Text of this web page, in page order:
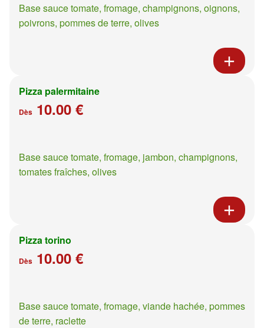
Base sauce tomate, fromage, champignons, oignons,
poivrons, pommes de terre, olives
Pizza palermitaine
Dès 10.00 €
Base sauce tomate, fromage, jambon, champignons,
tomates fraîches, olives
Pizza torino
Dès 10.00 €
Base sauce tomate, fromage, viande hachée, pommes
de terre, raclette